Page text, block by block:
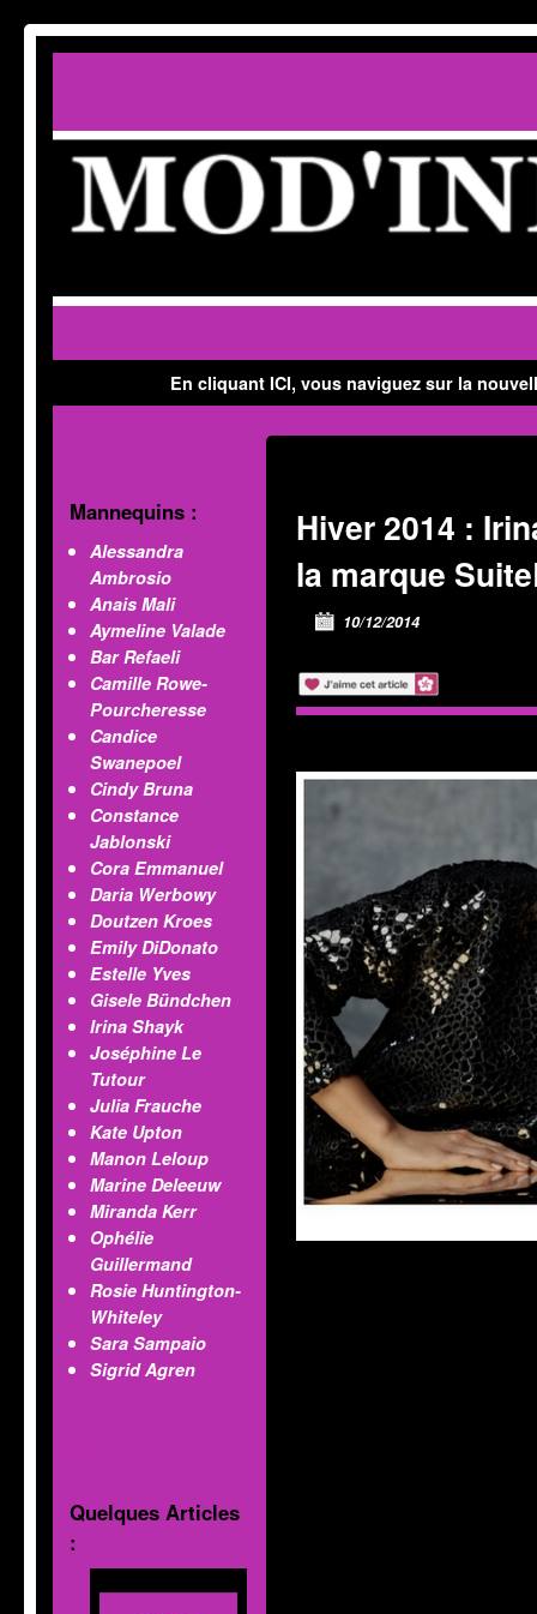
En cliquant ICI, vous naviguez sur la
Mannequins :
Alessandra
Ambrosio
Anais Mali
Aymeline Valade
Bar Refaeli
Camille Rowe-
Pourcheresse
Candice
Swanepoel
Cindy Bruna
Constance
Jablonski
Cora Emmanuel
Daria Werbowy
Doutzen Kroes
Emily DiDonato
Estelle Yves
Gisele Bündchen
Irina Shayk
Joséphine Le
Tutour
Julia Frauche
Kate Upton
Manon Leloup
Marine Deleeuw
Miranda Kerr
Ophélie
Guillermand
Rosie Huntington-
Whiteley
Sara Sampaio
Sigrid Agren
Quelques Articles
:
Hiver 2014 :
la marque
10/12/2014
;">